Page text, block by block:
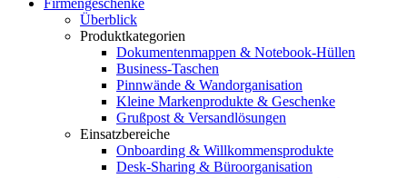
Überblick
Produktkategorien
Dokumentenmappen & Notebook-Hüllen
Business-Taschen
Pinnwände & Wandorganisation
Kleine Markenprodukte & Geschenke
Grußpost & Versandlösungen
Einsatzbereiche
Onboarding & Willkommensprodukte
Desk-Sharing & Büroorganisation